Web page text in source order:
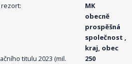
MK
obecně
prospěšná
společnost ,
kraj, obec
titulu 2023 (mil.
250